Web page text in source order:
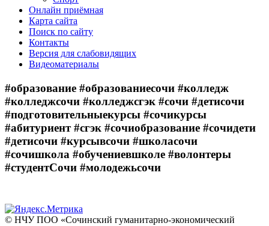
Онлайн приёмная
Карта сайта
Поиск по сайту
Контакты
Версия для слабовидящих
Видеоматериалы
#образование #образованиесочи #колледж
#колледжсочи #колледжсгэк #сочи #детисочи
#подготовительныекурсы #сочикурсы
#абитуриент #сгэк #сочиобразование #сочидети
#детисочи #курсывсочи #школасочи
#сочишкола #обучениевшколе #волонтеры
#студентСочи #молодежьсочи
© НЧУ ПОО «Сочинский гуманитарно-экономический